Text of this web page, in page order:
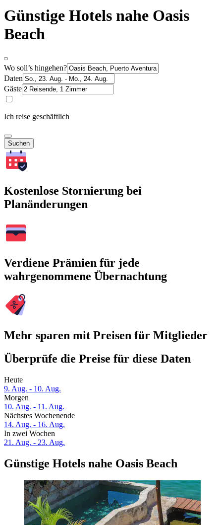
Günstige Hotels nahe Oasis
Beach
Wo soll’s hingehen?
Daten
Gäste
Ich reise geschäftlich
Suchen
Kostenlose Stornierung bei
Planänderungen
Verdiene Prämien für jede
wahrgenommene Übernachtung
Mehr sparen mit Preisen für Mitglieder
Überprüfe die Preise für diese Daten
Heute
9. Aug. - 10. Aug.
Morgen
10. Aug. - 11. Aug.
Nächstes Wochenende
14. Aug. - 16. Aug.
In zwei Wochen
21. Aug. - 23. Aug.
Günstige Hotels nahe Oasis Beach